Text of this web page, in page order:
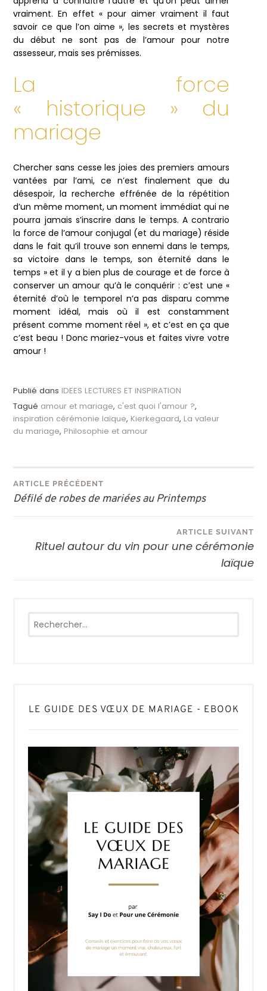
vraiment. En effet « pour aimer vraiment il faut
savoir ce que l’on aime », les secrets et mystères
du début ne sont pas de l’amour pour notre
assesseur, mais ses prémisses.
La force
« historique » du
mariage
Chercher sans cesse les joies des premiers amours
vantées par l’ami, ce n’est finalement que du
désespoir, la recherche effrénée de la répétition
d’un même moment, un moment immédiat qui ne
pourra jamais s’inscrire dans le temps. A contrario
la force de l’amour conjugal (et du mariage) réside
dans le fait qu’il trouve son ennemi dans le temps,
sa victoire dans le temps, son éternité dans le
temps » et il y a bien plus de courage et de force à
conserver un amour qu’à le conquérir : c’est une «
éternité d’où le temporel n’a pas disparu comme
moment idéal, mais où il est constamment
présent comme moment réel », et c’est en ça que
c’est beau ! Donc mariez-vous et faites vivre votre
amour !
Publié dansIDEES LECTURES ET INSPIRATION
Tagué amour et mariage, c'est quoi l'amour ?,
inspiration cérémonie laïque,Kierkegaard,La valeur
du mariage,Philosophie et amour
Navigation
l’article
ARTICLE PRÉCÉDENT
Défilé de robes de mariées au Printemps
ARTICLE SUIVANT
Rituel autour du vin pour une cérémonie
laïque
LE GUIDE DES VŒUX DE MARIAGE - EBOOK